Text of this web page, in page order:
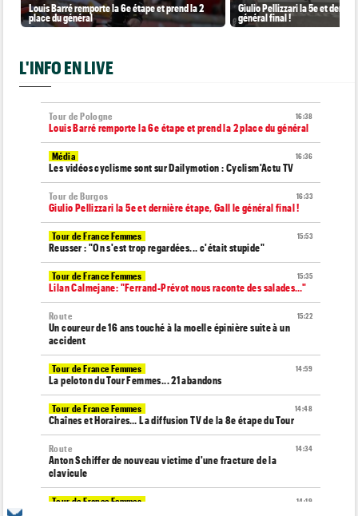
Louis Barré remporte la 6e étape et prend la 2
place du général
Giulio Pellizzari la 5e et
général final !
L'INFO EN LIVE
16:38
Tour de Pologne
Louis Barré remporte la 6e étape et prend la 2 place du général
16:36
Média
Les vidéos cyclisme sont sur Dailymotion : Cyclism'Actu TV
16:33
Tour de Burgos
Giulio Pellizzari la 5e et dernière étape, Gall le général final !
15:53
Tour de France Femmes
Reusser : "On s'est trop regardées... c'était stupide"
15:35
Tour de France Femmes
Lilan Calmejane: "Ferrand-Prévot nous raconte des salades…"
15:22
Route
Un coureur de 16 ans touché à la moelle épinière suite à un
accident
14:59
Tour de France Femmes
La peloton du Tour Femmes... 21 abandons
14:48
Tour de France Femmes
Chaînes et Horaires… La diffusion TV de la 8e étape du Tour
14:34
Route
Anton Schiffer de nouveau victime d'une fracture de la
clavicule
14:19
Tour de France Femmes